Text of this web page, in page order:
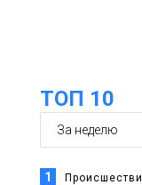
14:36
На
ТОП 10
1